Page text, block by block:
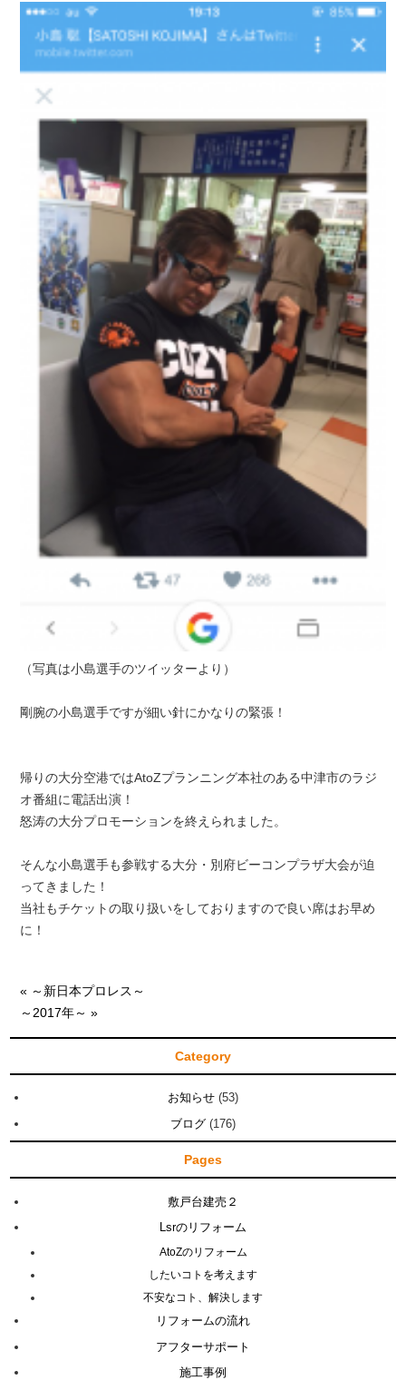
（写真は小島選手のツイッターより）
剛腕の小島選手ですが細い針にかなりの緊張！
帰りの大分空港ではAtoZプランニング本社のある中津市のラジ
オ番組に電話出演！
怒涛の大分プロモーションを終えられました。
そんな小島選手も参戦する大分・別府ビーコンプラザ大会が迫
ってきました！
当社もチケットの取り扱いをしておりますので良い席はお早め
に！
« ～新日本プロレス～
～2017年～ »
Category
お知らせ (53)
ブログ (176)
Pages
敷戸台建売２
Lsrのリフォーム
AtoZのリフォーム
したいコトを考えます
不安なコト、解決します
リフォームの流れ
アフターサポート
施工事例